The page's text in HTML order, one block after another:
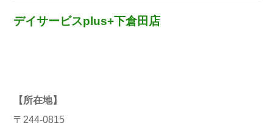
デイサービスplus+下倉田店
【所在地】
〒244-0815